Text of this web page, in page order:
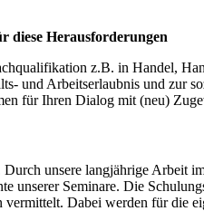
diese Herausforderungen
z.B. in Handel,
und Arbeitserlaubnis und zur
für Ihren Dialog mit (neu)
unsere langjährige
unserer Seminare. Die
Dabei werden für die